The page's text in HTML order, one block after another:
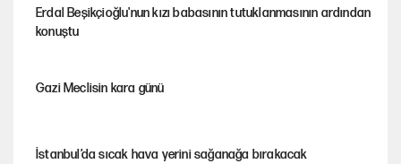
Erdal Beşikçioğlu'nun kızı babasının tutuklanmasının ardından
konuştu
Gazi Meclisin kara günü
İstanbul’da sıcak hava yerini sağanağa bırakacak